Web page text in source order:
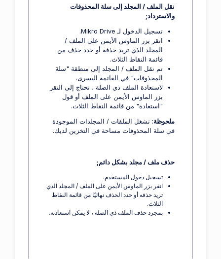
نقل الملف / المجلد إلى سلة المحذوفات
والاسترداد;
تسجيل الدخول لـ Mikro Drive.
انقر بزر الماوس الأيمن على الملف /
المجلد الذي تريد حذفه أو حدد حذف من
قائمة النقاط الثلاث.
تم نقل الملف / المجلد إلى منطقة "سلة
المحذوفات" في القائمة اليسرى.
لاستعادة الملف ذي الصلة ، تحتاج إلى النقر
بزر الماوس الأيمن على الملف أو قول
"استعادة" من قائمة النقاط الثلاث.
ملحوظة: تشغل الملفات / المجلدات الموجودة
في سلة المحذوفات مساحة في التخزين لديك.
حذف ملف / مجلد بشكل دائم;
تسجيل دخول المستخدم.
انقر بزر الماوس الأيمن على الملف / المجلد الذي
تريد حذفه أو حدد الحذف نهائيًا من قائمة النقاط
الثلاث.
بمجرد حذف الملف ذي الصلة ، لا يمكن استعادته.